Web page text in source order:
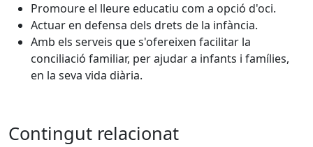
Promoure el lleure educatiu com a opció d'oci.
Actuar en defensa dels drets de la infància.
Amb els serveis que s'ofereixen facilitar la
conciliació familiar, per ajudar a infants i famílies,
en la seva vida diària.
Contingut relacionat